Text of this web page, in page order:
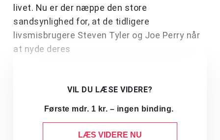
livet. Nu er der næppe den store
sandsynlighed for, at de tidligere
livsmisbrugere Steven Tyler og Joe Perry når
at nyde deres
VIL DU LÆSE VIDERE?
Første mdr. 1 kr. – ingen binding.
LÆS VIDERE NU